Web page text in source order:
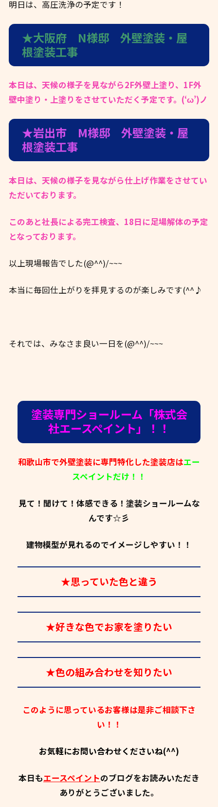
明日は、高圧洗浄の予定です！
★大阪府 N様邸 外壁塗装・屋
根塗装工事
本日は、天候の様子を見ながら2F外壁上塗り、1F外
壁中塗り・上塗りをさせていただく予定です。(‘ω’)ノ
★岩出市 M様邸 外壁塗装・屋
根塗装工事
本日は、天候の様子を見ながら仕上げ作業をさせてい
ただいております。
このあと社長による完工検査、18日に足場解体の予定
となっております。
以上現場報告でした(@^^)/~~~
本当に毎回仕上がりを拝見するのが楽しみです(^^♪
それでは、みなさま良い一日を(@^^)/~~~
塗装専門ショールーム「株式会
社エースペイント」！！
和歌山市で外壁塗装に専門特化した塗装店はエー
スペイントだけ！！
見て！聞けて！体感できる！塗装ショールームな
んです☆彡
建物模型が見れるのでイメージしやすい！！
★思っていた色と違う
★好きな色でお家を塗りたい
★色の組み合わせを知りたい
このように思っているお客様は是非ご相談下さ
い！！
お気軽にお問い合わせくださいね(^^)
本日もエースペイントのブログをお読みいただき
ありがとうございました。